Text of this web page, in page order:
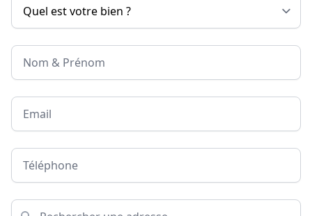
Nom & Prénom
Email
Téléphone
Adresse